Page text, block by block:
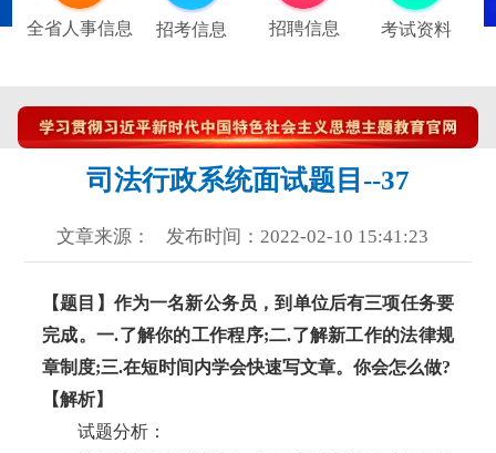
全省人事信息 招考信息 招聘信息 考试资料
司法行政系统面试题目--37
文章来源： 发布时间：2022-02-10 15:41:23
【题目】作为一名新公务员，到单位后有三项任务要
完成。一.了解你的工作程序;二.了解新工作的法律规
章制度;三.在短时间内学会快速写文章。你会怎么做?
【解析】
试题分析：